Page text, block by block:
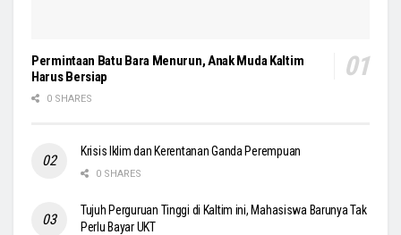
Permintaan Batu Bara Menurun, Anak Muda Kaltim
Harus Bersiap
0 SHARES
Krisis Iklim dan Kerentanan Ganda Perempuan
0 SHARES
Tujuh Perguruan Tinggi di Kaltim ini, Mahasiswa Barunya Tak
Perlu Bayar UKT